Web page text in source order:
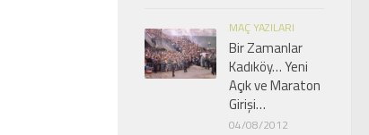
MAÇ YAZILARI
Bir Zamanlar
Kadıköy… Yeni
Açık ve Maraton
Girişi…
04/08/2012